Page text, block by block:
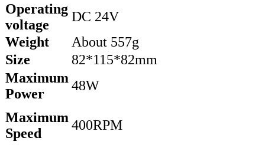
Operating
voltage
DC 24V
Weight
About 557g
Size
82*115*82mm
Maximum
Power
48W
Maximum
Speed
400RPM